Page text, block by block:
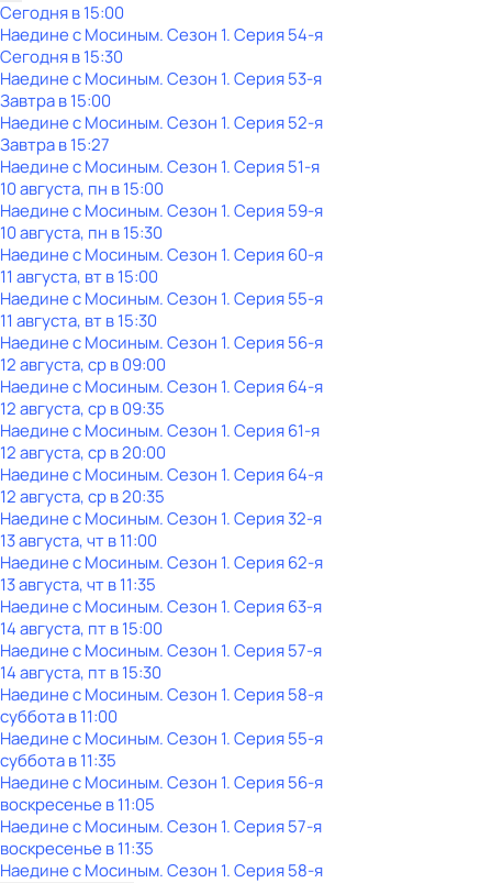
Сегодня в 15:00
Наедине с Мосиным. Сезон 1. Серия 54-я
Сегодня в 15:30
Наедине с Мосиным. Сезон 1. Серия 53-я
Завтра в 15:00
Наедине с Мосиным. Сезон 1. Серия 52-я
Завтра в 15:27
Наедине с Мосиным. Сезон 1. Серия 51-я
10 августа, пн в 15:00
Наедине с Мосиным. Сезон 1. Серия 59-я
10 августа, пн в 15:30
Наедине с Мосиным. Сезон 1. Серия 60-я
11 августа, вт в 15:00
Наедине с Мосиным. Сезон 1. Серия 55-я
11 августа, вт в 15:30
Наедине с Мосиным. Сезон 1. Серия 56-я
12 августа, ср в 09:00
Наедине с Мосиным. Сезон 1. Серия 64-я
12 августа, ср в 09:35
Наедине с Мосиным. Сезон 1. Серия 61-я
12 августа, ср в 20:00
Наедине с Мосиным. Сезон 1. Серия 64-я
12 августа, ср в 20:35
Наедине с Мосиным. Сезон 1. Серия 32-я
13 августа, чт в 11:00
Наедине с Мосиным. Сезон 1. Серия 62-я
13 августа, чт в 11:35
Наедине с Мосиным. Сезон 1. Серия 63-я
14 августа, пт в 15:00
Наедине с Мосиным. Сезон 1. Серия 57-я
14 августа, пт в 15:30
Наедине с Мосиным. Сезон 1. Серия 58-я
субботав11:00
Наедине с Мосиным. Сезон 1. Серия 55-я
субботав11:35
Наедине с Мосиным. Сезон 1. Серия 56-я
воскресенье в11:05
Наедине с Мосиным. Сезон 1. Серия 57-я
воскресенье в11:35
Наедине с Мосиным. Сезон 1. Серия 58-я